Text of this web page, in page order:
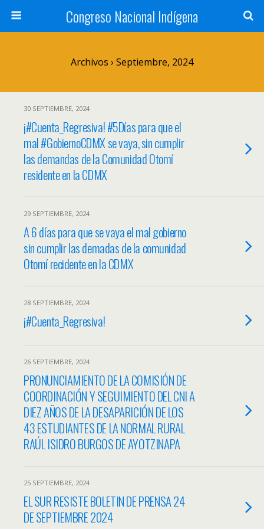
Congreso Nacional Indígena
Archivos › Septiembre, 2024
30 SEPTIEMBRE, 2024
¡#Cuenta_Regresiva! #5Días para que el
mal #GobiernoCDMX se vaya, sin cumplir
las demandas de la Comunidad Otomí
residente en la CDMX
29 SEPTIEMBRE, 2024
A 6 días para que se vaya el mal gobierno
sin cumplir las demadas de la comunidad
Otomí recidente en la CDMX
28 SEPTIEMBRE, 2024
¡#Cuenta_Regresiva!
26 SEPTIEMBRE, 2024
PRONUNCIAMIENTO DE LA COMISIÓN DE
COORDINACIÓN Y SEGUIMIENTO DEL CNI A
DIEZ AÑOS DE LA DESAPARICIÓN DE LOS
43 ESTUDIANTES DE LA NORMAL RURAL
RAÚL ISIDRO BURGOS DE AYOTZINAPA
25 SEPTIEMBRE, 2024
EL SUR RESISTE BOLETIN DE PRENSA 24
DE SEPTIEMBRE 2024